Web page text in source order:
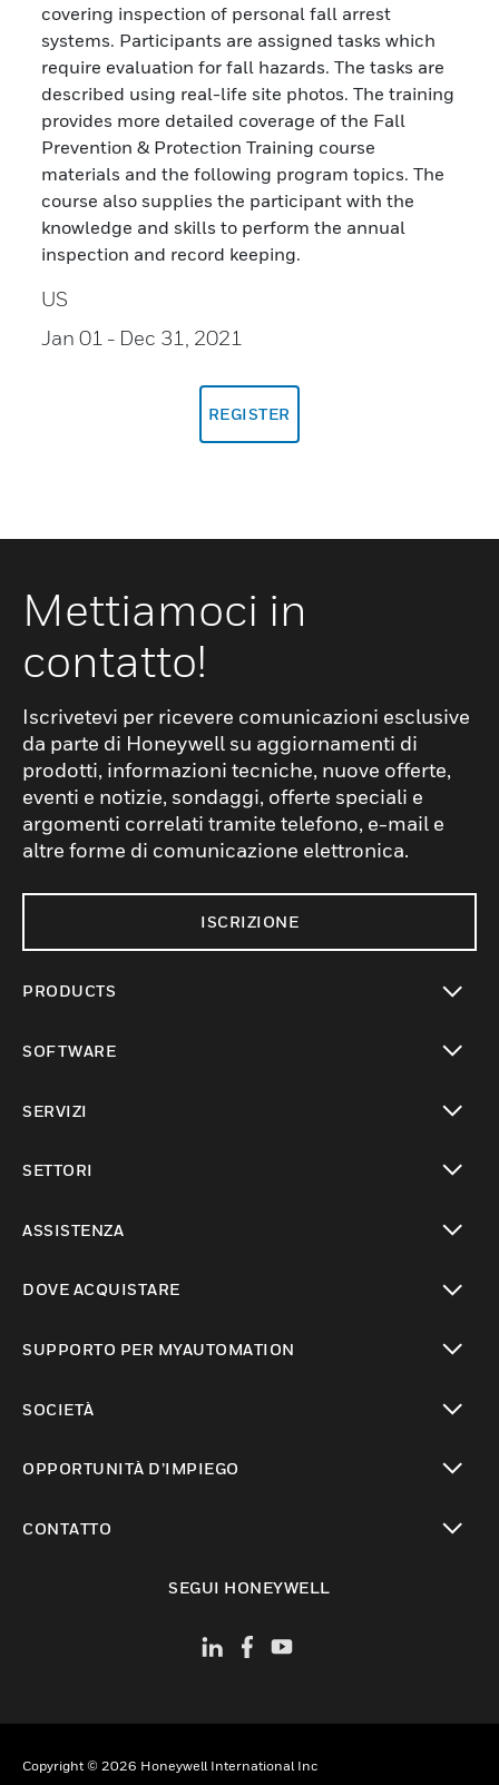
covering inspection of personal fall arrest
systems. Participants are assigned tasks which
require evaluation for fall hazards. The tasks are
described using real-life site photos. The training
provides more detailed coverage of the Fall
Prevention & Protection Training course
materials and the following program topics. The
course also supplies the participant with the
knowledge and skills to perform the annual
inspection and record keeping.
US
Jan 01 - Dec 31, 2021
REGISTER
Mettiamoci in
contatto!
Iscrivetevi per ricevere comunicazioni esclusive
da parte di Honeywell su aggiornamenti di
prodotti, informazioni tecniche, nuove offerte,
eventi e notizie, sondaggi, offerte speciali e
argomenti correlati tramite telefono, e-mail e
altre forme di comunicazione elettronica.
ISCRIZIONE
PRODUCTS
SOFTWARE
SERVIZI
SETTORI
ASSISTENZA
DOVE ACQUISTARE
SUPPORTO PER MYAUTOMATION
SOCIETÀ
OPPORTUNITÀ D’IMPIEGO
CONTATTO
SEGUI HONEYWELL
Copyright © 2026 Honeywell International Inc